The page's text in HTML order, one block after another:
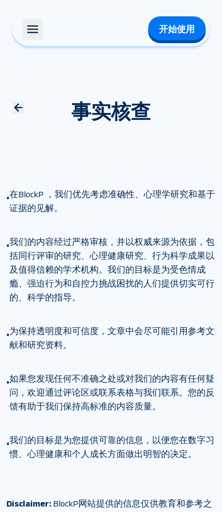
开始使用
事实核查
•在BlockP ，我们优先考虑准确性、心理学研究和基于
证据的见解。
•我们的内容经过严格审核，并以权威来源为依据，包
括同行评审的研究、心理健康研究、行为科学成果以
及值得信赖的学术机构。我们的目标是为受色情成
瘾、强迫行为和自控力挑战困扰的人们提供切实可行
的、科学的指导。
•为保持透明度和可信度，文章中会尽可能引用参考文
献和研究资料。
•如果您发现任何不准确之处或对我们的内容有任何疑
问，欢迎通过评论区或联系表格与我们联系。您的反
馈有助于我们保持高标准的内容质量。
•我们的目标是为您提供可靠的信息，以便您在数字习
惯、心理健康和个人成长方面做出明智的决定。
Disclaimer: BlockP网站提供的信息仅供教育和参考之